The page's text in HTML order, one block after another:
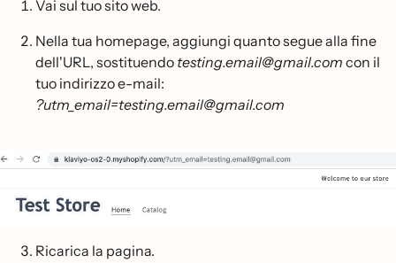
Vai sul tuo sito web.
Nella tua homepage, aggiungi quanto segue alla fine
dell'URL, sostituendo testing.email@gmail.com con il
tuo indirizzo e-mail:
?utm_email=testing.email@gmail.com
Ricarica la pagina.